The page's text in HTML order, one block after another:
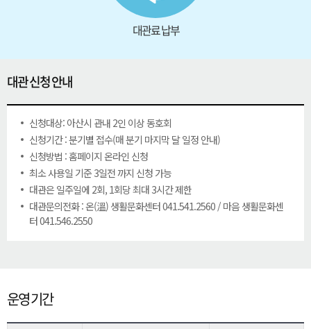
대관료 납부
대관 신청 안내
신청대상: 아산시 관내 2인 이상 동호회
신청기간 : 분기별 접수(매 분기 마지막 달 일정 안내)
신청방법 : 홈페이지 온라인 신청
최소 사용일 기준 3일전 까지 신청 가능
대관은 일주일에 2회, 1회당 최대 3시간 제한
대관문의전화 : 온(溫) 생활문화센터 041.541.2560 / 마음 생활문화센
터 041.546.2550
운영 기간